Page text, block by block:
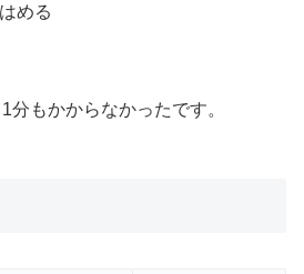
める
分もかからなかったです。